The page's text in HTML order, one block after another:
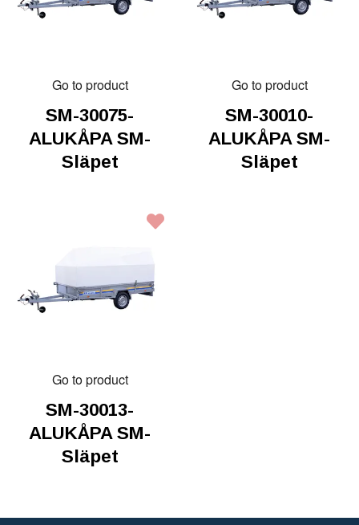
Go to product
SM-30075-
ALUKÅPA SM-
Släpet
Go to product
SM-30010-
ALUKÅPA SM-
Släpet
Go to product
SM-30013-
ALUKÅPA SM-
Släpet